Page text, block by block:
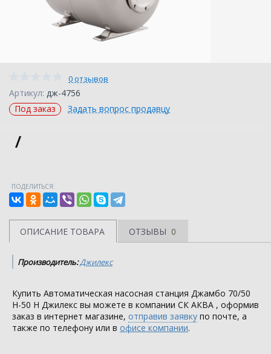
0 отзывов
Артикул: дж-4756
Под заказ
Задать вопрос продавцу
/
ПОДЕЛИТЬСЯ:
ОПИСАНИЕ ТОВАРА ОТЗЫВЫ 0
Производитель:Джилекс
Купить Автоматическая насосная станция Джамбо 70/50
Н-50 Н Джилекс вы можете в компании СК АКВА , оформив
заказ в интернет магазине, отправив заявку по почте, а
также по телефону или в офисе компании.